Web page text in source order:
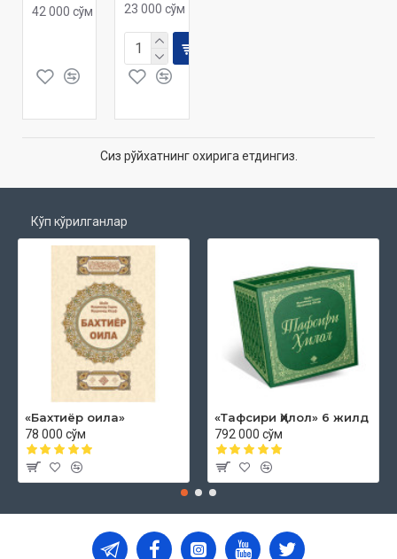
42 000 сўм 23 000 сўм
Сиз рўйхатнинг охирига етдингиз.
Кўп кўрилганлар
«Бахтиёр оила»
78 000 сўм
«Тафсири Ҳилол» 6 жилд
792 000 сўм